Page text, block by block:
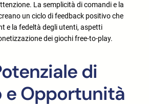
La semplicità di comandi e la
un ciclo di feedback positivo che
e la fedeltà degli utenti, aspetti
dei giochi free-to-play.
di
e Opportunità